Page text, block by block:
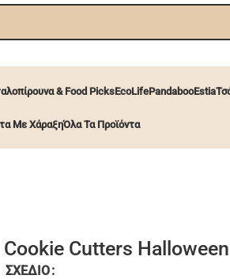
& Food PicksEcoLifePandabooEstia
Με ΧάραξηΌλα Τα Προϊόντα
Cookie Cutters
ΣΧΈΔΙΟ